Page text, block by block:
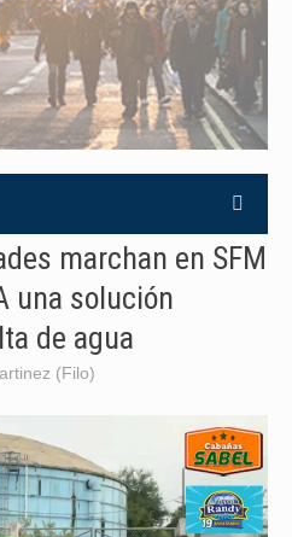
marchan en SFM
una solución
de agua
(Filo)